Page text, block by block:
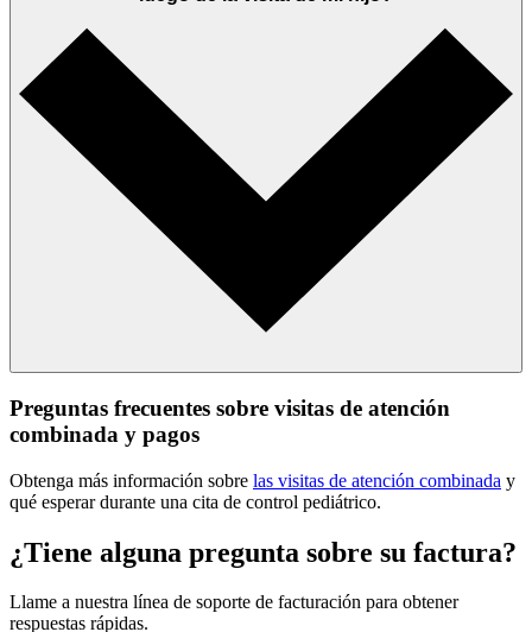
Preguntas frecuentes sobre visitas de atención
combinada y pagos
Obtenga más información sobre las visitas de atención combinada y
qué esperar durante una cita de control pediátrico.
¿Tiene alguna pregunta sobre su factura?
Llame a nuestra línea de soporte de facturación para obtener
respuestas rápidas.